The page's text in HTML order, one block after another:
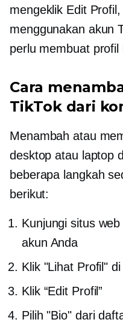
mengeklik Edit
menggunakan akun
perlu membuat profil
Cara
TikTok dari
Menambah atau
desktop atau laptop
beberapa langkah
berikut:
Kunjungi situs
akun Anda
Klik "Lihat Profil"
Klik “Edit Profil”
Pilih "Bio" dari